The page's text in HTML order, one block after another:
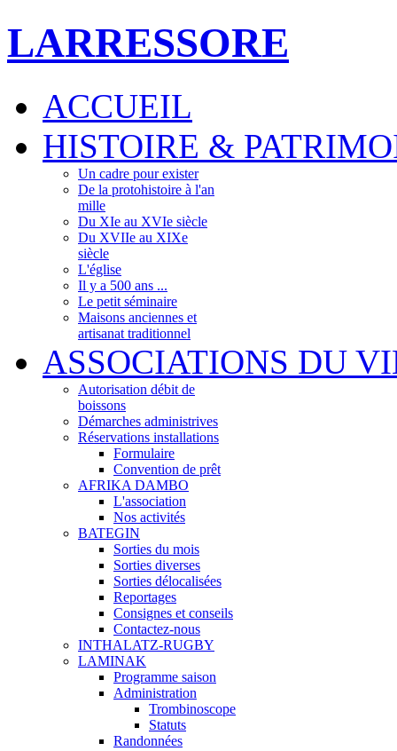
LARRESSORE
ACCUEIL
HISTOIRE &
Un cadre pour exister
De la protohistoire à l'an
mille
Du XIe au XVIe siècle
Du XVIIe au XIXe
siècle
L'église
Il y a 500 ans ...
Le petit séminaire
Maisons anciennes et
artisanat traditionnel
ASSOCIATIONS DU
Autorisation débit de
boissons
Démarches administrives
Réservations installations
Formulaire
Convention de prêt
AFRIKA DAMBO
L'association
Nos activités
BATEGIN
Sorties du mois
Sorties diverses
Sorties délocalisées
Reportages
Consignes et conseils
Contactez-nous
INTHALATZ-RUGBY
LAMINAK
Programme saison
Administration
Trombinoscope
Statuts
Randonnées